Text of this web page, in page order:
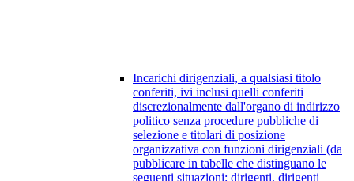
Incarichi dirigenziali, a qualsiasi titolo
conferiti, ivi inclusi quelli conferiti
discrezionalmente dall'organo di indirizzo
politico senza procedure pubbliche di
selezione e titolari di posizione
organizzativa con funzioni dirigenziali (da
pubblicare in tabelle che distinguano le
seguenti situazioni: dirigenti, dirigenti